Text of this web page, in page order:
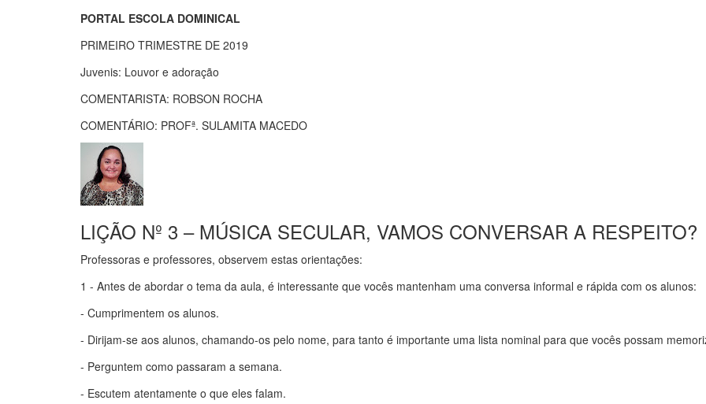
PORTAL ESCOLA DOMINICAL
PRIMEIRO TRIMESTRE DE 2019
Juvenis: Louvor e adoração
COMENTARISTA: ROBSON ROCHA
COMENTÁRIO: PROFª. SULAMITA MACEDO
LIÇÃO Nº 3 – MÚSICA SECULAR, VAMOS CONVERSAR A RESPEITO?
Professoras e professores, observem estas orientações:
1 - Antes de abordar o tema da aula, é interessante que vocês mantenham uma conversa informal e rápida com os alunos:
- Cumprimentem os alunos.
- Dirijam-se aos alunos, chamando-os pelo nome, para tanto é importante uma lista nominal para que vocês possam
- Perguntem como passaram a semana.
- Escutem atentamente o que eles falam.